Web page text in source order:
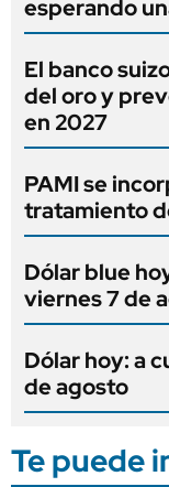
esperando
El banco
del oro y
en 2027
PAMI se
tratamiento
Dólar blue
viernes 7 de
Dólar hoy: a
de agosto
Te puede